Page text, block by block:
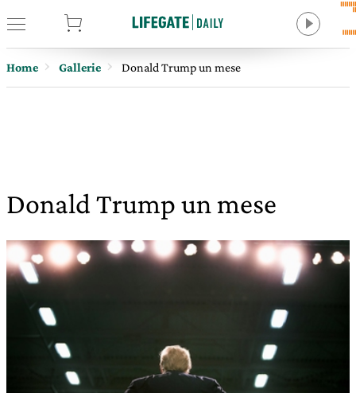
Home Gallerie Donald Trump un mese
Donald Trump un mese